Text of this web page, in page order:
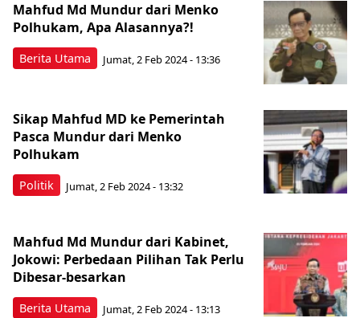
Berita Utama
Mahfud Md Mundur dari Menko
Polhukam, Apa Alasannya?!
Jumat, 2 Feb 2024 - 13:36
Politik
Sikap Mahfud MD ke Pemerintah
Pasca Mundur dari Menko
Polhukam
Jumat, 2 Feb 2024 - 13:32
Berita Utama
Mahfud Md Mundur dari Kabinet,
Jokowi: Perbedaan Pilihan Tak Perlu
Dibesar-besarkan
Jumat, 2 Feb 2024 - 13:13